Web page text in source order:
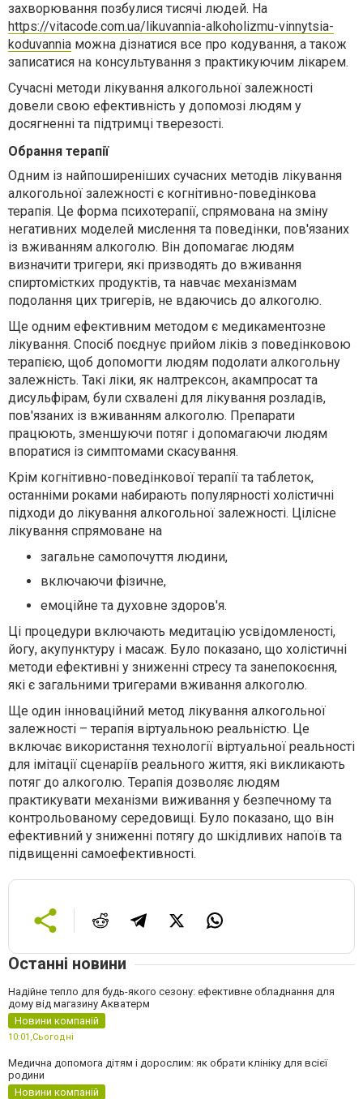
захворювання позбулися тисячі людей. На
https://vitacode.com.ua/likuvannia-alkoholizmu-vinnytsia-
koduvannia можна дізнатися все про кодування, а також
записатися на консультування з практикуючим лікарем.
Сучасні методи лікування алкогольної залежності
довели свою ефективність у допомозі людям у
досягненні та підтримці тверезості.
Обрання терапії
Одним із найпоширеніших сучасних методів лікування
алкогольної залежності є когнітивно-поведінкова
терапія. Це форма психотерапії, спрямована на зміну
негативних моделей мислення та поведінки, пов'язаних
із вживанням алкоголю. Він допомагає людям
визначити тригери, які призводять до вживання
спиртомістких продуктів, та навчає механізмам
подолання цих тригерів, не вдаючись до алкоголю.
Ще одним ефективним методом є медикаментозне
лікування. Спосіб поєднує прийом ліків з поведінковою
терапією, щоб допомогти людям подолати алкогольну
залежність. Такі ліки, як налтрексон, акампросат та
дисульфірам, були схвалені для лікування розладів,
пов'язаних із вживанням алкоголю. Препарати
працюють, зменшуючи потяг і допомагаючи людям
впоратися із симптомами скасування.
Крім когнітивно-поведінкової терапії та таблеток,
останніми роками набирають популярності холістичні
підходи до лікування алкогольної залежності. Цілісне
лікування спрямоване на
загальне самопочуття людини,
включаючи фізичне,
емоційне та духовне здоров'я.
Ці процедури включають медитацію усвідомленості,
йогу, акупунктуру і масаж. Було показано, що холістичні
методи ефективні у зниженні стресу та занепокоєння,
які є загальними тригерами вживання алкоголю.
Ще один інноваційний метод лікування алкогольної
залежності – терапія віртуальною реальністю. Це
включає використання технології віртуальної реальності
для імітації сценаріїв реального життя, які викликають
потяг до алкоголю. Терапія дозволяє людям
практикувати механізми виживання у безпечному та
контрольованому середовищі. Було показано, що він
ефективний у зниженні потягу до шкідливих напоїв та
підвищенні самоефективності.
Останні новини
Надійне тепло для будь-якого сезону: ефективне обладнання для
дому від магазину Акватерм
Новини компаній
10:01,Сьогодні
Медична допомога дітям і дорослим: як обрати клініку для всієї
родини
Новини компаній